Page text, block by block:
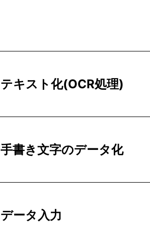
テキスト化(OCR処理)
手書き文字のデータ化
データ入力